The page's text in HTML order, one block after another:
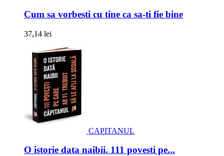
Cum sa vorbesti cu tine ca sa-ti fie bine
37,14 lei
CAPITANUL
O istorie data naibii. 111 povesti pe...